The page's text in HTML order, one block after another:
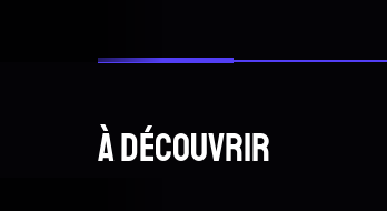
À découvrir